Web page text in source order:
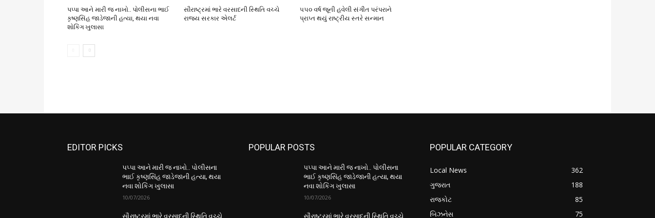
પપ્પા આને મારી જ નાખો.. પોલીસના ભાઈ
કૃષ્ણસિંહ જાડેજાની હત્યા, થયા નવા
શોકિંગ ખુલાસા
સૌરાષ્ટ્રમાં ભારે વરસાદની સ્થિતિ વચ્ચે
રાજ્ય સરકાર એલર્ટ
૫૫૦ વર્ષ જૂની હવેલી સંગીત પરંપરાને
પ્રાપ્ત થયું રાષ્ટ્રીય સ્તરે સન્માન
EDITOR PICKS
પપ્પા આને મારી જ નાખો.. પોલીસના
ભાઈ કૃષ્ણસિંહ જાડેજાની હત્યા, થયા
નવા શોકિંગ ખુલાસા
10/07/2026
સૌરાષ્ટ્રમાં ભારે વરસાદની સ્થિતિ વચ્ચે
POPULAR POSTS
પપ્પા આને મારી જ નાખો.. પોલીસના
ભાઈ કૃષ્ણસિંહ જાડેજાની હત્યા, થયા
નવા શોકિંગ ખુલાસા
10/07/2026
સૌરાષ્ટ્રમાં ભારે વરસાદની સ્થિતિ વચ્ચે
POPULAR CATEGORY
Local News
362
ગુજરાત
188
રાજકોટ
85
બિઝનેસ
75